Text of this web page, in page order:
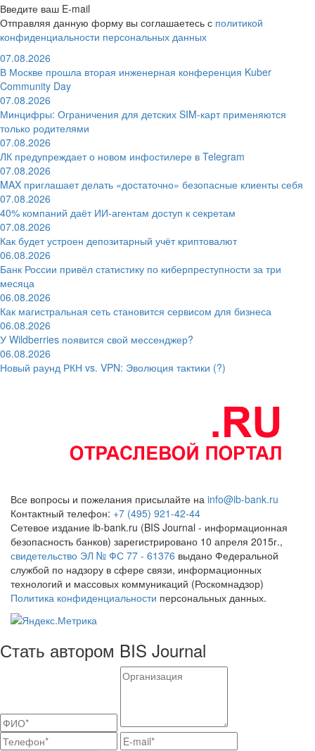
Введите ваш E-mail
Отправляя данную форму вы соглашаетесь с политикой
конфиденциальности персональных данных
07.08.2026
В Москве прошла вторая инженерная конференция Kuber
Community Day
07.08.2026
Минцифры: Ограничения для детских SIM-карт применяются
только родителями
07.08.2026
ЛК предупреждает о новом инфостилере в Telegram
07.08.2026
MAX приглашает делать «достаточно» безопасные клиенты себя
07.08.2026
40% компаний даёт ИИ‑агентам доступ к секретам
07.08.2026
Как будет устроен депозитарный учёт криптовалют
06.08.2026
Банк России привёл статистику по киберпреступности за три
месяца
06.08.2026
Как магистральная сеть становится сервисом для бизнеса
06.08.2026
У Wildberries появится свой мессенджер?
06.08.2026
Новый раунд РКН vs. VPN: Эволюция тактики (?)
Все вопросы и пожелания присылайте на info@ib-bank.ru
Контактный телефон: +7 (495) 921-42-44
Сетевое издание ib-bank.ru (BIS Journal - информационная
безопасность банков) зарегистрировано 10 апреля 2015г.,
свидетельство ЭЛ № ФС 77 - 61376 выдано Федеральной
службой по надзору в сфере связи, информационных
технологий и массовых коммуникаций (Роскомнадзор)
Политика конфиденциальности персональных данных.
Стать автором BIS Journal